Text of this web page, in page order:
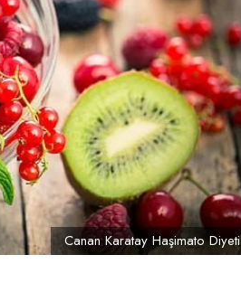
Canan Karatay Haşimato Diyeti